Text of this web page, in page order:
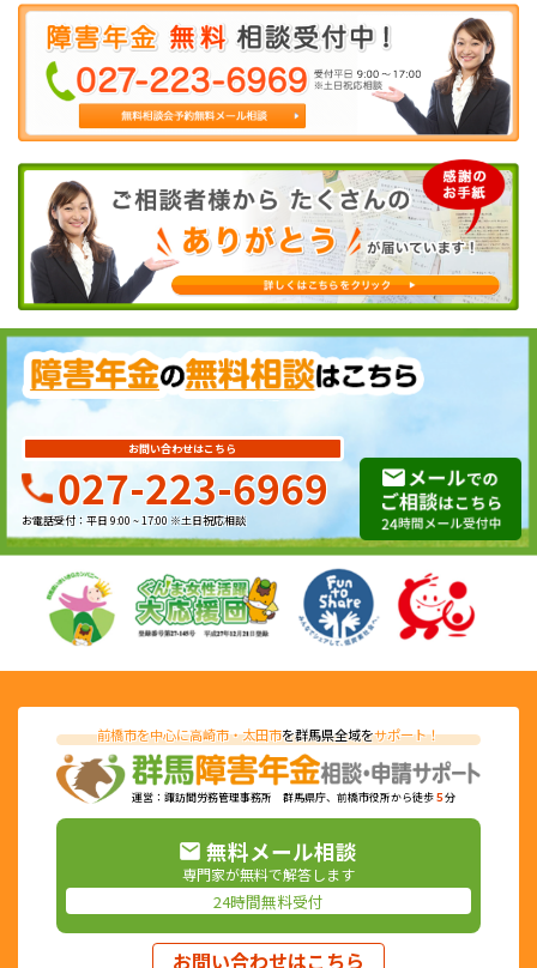
お問い合わせはこちら
027-223-6969
お電話受付：平日 9:00 ~ 17:00 ※土日祝応相談
前橋市を中心に高崎市・太田市を群馬県全域をサポート！
運営：諏訪間労務管理事務所 群馬県庁、前橋市役所から徒歩５分
お問い合わせはこちら
無料メール相談
専門家が無料で解答します
24時間無料受付